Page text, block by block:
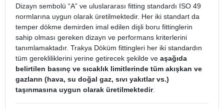
Dizayn sembolü “A” ve uluslararası fitting standardı ISO 49
normlarına uygun olarak üretilmektedir. Her iki standart da
temper dökme demirden imal edilen dişli boru fittinglerin
sahip olması gereken dizayn ve performans kriterlerini
tanımlamaktadır. Trakya Döküm fittingleri her iki standardın
tüm gerekliliklerini yerine getirecek şekilde ve aşağıda
belirtilen basınç ve sıcaklık limitlerinde tüm akışkan ve
gazların (hava, su doğal gaz, sıvı yakıtlar vs.)
taşınmasına uygun olarak üretilmektedir.